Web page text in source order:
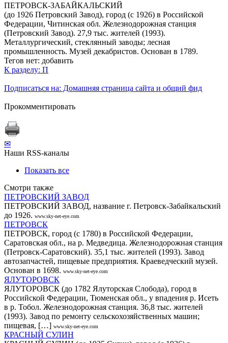
ПЕТРОВСК-ЗАБАЙКАЛЬСКИЙ
(до 1926 Петровский Завод), город (с 1926) в Российской
Федерации, Читинская обл. Железнодорожная станция
(Петровский Завод). 27,9 тыс. жителей (1993).
Металлургический, стеклянный заводы; лесная
промышленность. Музей декабристов. Основан в 1789.
Тегов нет: добавить
К разделу: П
Подписаться на: Домашняя страница сайта и общий фид
Прокомментировать
✉
Наши RSS-каналы
Показать все
Смотри также
ПЕТРОВСКИЙ ЗАВОД
ПЕТРОВСКИЙ ЗАВОД, название г. Петровск-Забайкальский
до 1926. www.sky-net-eye.com
ПЕТРОВСК
ПЕТРОВСК, город (с 1780) в Российской Федерации,
Саратовская обл., на р. Медведица. Железнодорожная станция
(Петровск-Саратовский). 35,1 тыс. жителей (1993). Завод
автозапчастей, пищевые предприятия. Краеведческий музей.
Основан в 1698. www.sky-net-eye.com
ЯЛУТОРОВСК
ЯЛУТОРОВСК (до 1782 Ялуторская Слобода), город в
Российской Федерации, Тюменская обл., у впадения р. Исеть
в р. Тобол. Железнодорожная станция. 36,8 тыс. жителей
(1993). Завод по ремонту сельскохозяйственных машин;
пищевая, […] www.sky-net-eye.com
КРАСНЫЙ СУЛИН